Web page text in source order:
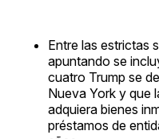
Entre las estrictas
apuntando se
cuatro Trump se
Nueva York y que
adquiera bienes
préstamos de